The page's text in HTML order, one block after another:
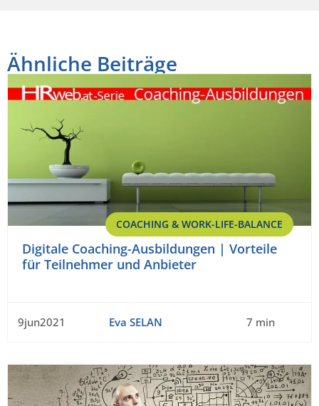
Ähnliche Beiträge
COACHING & WORK-LIFE-BALANCE
Digitale Coaching-Ausbildungen | Vorteile
für Teilnehmer und Anbieter
9jun2021 Eva SELAN 7 min